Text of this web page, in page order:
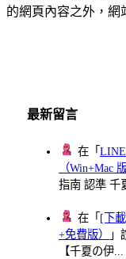
的網頁內容之外，
最新留言
在「
（Win+Mac 版
指南 認準 千
在「 [下
+免費版）
」
【千夏の伊...